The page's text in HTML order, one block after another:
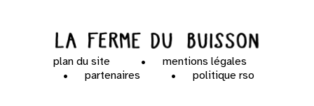
plan du site
mentions légales
partenaires
politique rso